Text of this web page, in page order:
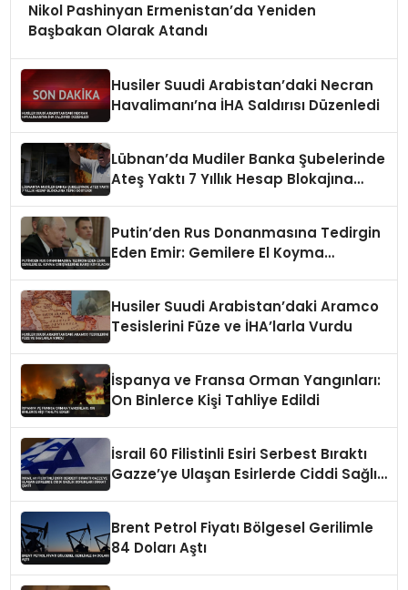
Nikol Pashinyan Ermenistan’da Yeniden
Başbakan Olarak Atandı
Husiler Suudi Arabistan’daki Necran
Havalimanı’na İHA Saldırısı Düzenledi
Lübnan’da Mudiler Banka Şubelerinde
Ateş Yaktı 7 Yıllık Hesap Blokajına
Putin’den Rus Donanmasına Tedirgin
Eden Emir: Gemilere El Koyma
Husiler Suudi Arabistan’daki Aramco
Tesislerini Füze ve İHA’larla Vurdu
İspanya ve Fransa Orman Yangınları:
On Binlerce Kişi Tahliye Edildi
İsrail 60 Filistinli Esiri Serbest Bıraktı
Gazze’ye Ulaşan Esirlerde Ciddi Sağlık
Brent Petrol Fiyatı Bölgesel Gerilimle
84 Doları Aştı